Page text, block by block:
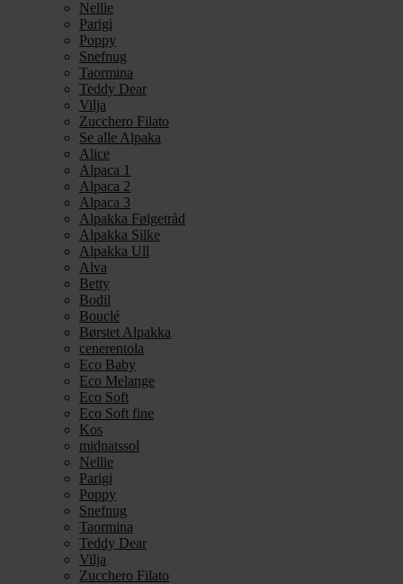
Nellie
Parigi
Poppy
Snefnug
Taormina
Teddy Dear
Vilja
Zucchero Filato
Se alle Alpaka
Alice
Alpaca 1
Alpaca 2
Alpaca 3
Alpakka Følgetråd
Alpakka Silke
Alpakka Ull
Alva
Betty
Bodil
Bouclé
Børstet Alpakka
cenerentola
Eco Baby
Eco Melange
Eco Soft
Eco Soft fine
Kos
midnatssol
Nellie
Parigi
Poppy
Snefnug
Taormina
Teddy Dear
Vilja
Zucchero Filato